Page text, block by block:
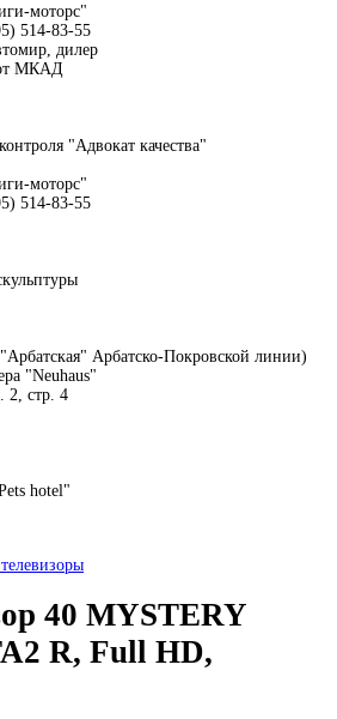
моторс"
514-83-55
дилер
от МКАД
"Адвокат качества"
моторс"
514-83-55
Арбатско-Покровской линии)
"Neuhaus"
2, стр. 4
hotel"
40 MYSTERY
R, Full HD,